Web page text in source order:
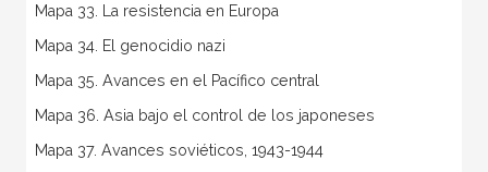
Mapa 33. La resistencia en Europa
Mapa 34. El genocidio nazi
Mapa 35. Avances en el Pacífico central
Mapa 36. Asia bajo el control de los japoneses
Mapa 37. Avances soviéticos, 1943-1944